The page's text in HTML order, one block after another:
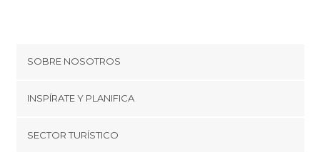
Resorts en Córcega
SOBRE NOSOTROS
Cookies
Términos y condiciones
INSPÍRATE Y PLANIFICA
SECTOR TURÍSTICO